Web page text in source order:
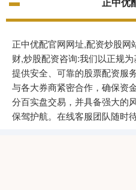
正中优配官网网址,配资炒股
财,炒股配资咨询:我们以正规
提供安全、可靠的股票配资服
与各大券商紧密合作，确保资
分百实盘交易，并具备强大的
保驾护航。在线客服团队随时